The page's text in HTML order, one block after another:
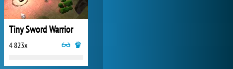
Tiny Sword Warrior
4 823x